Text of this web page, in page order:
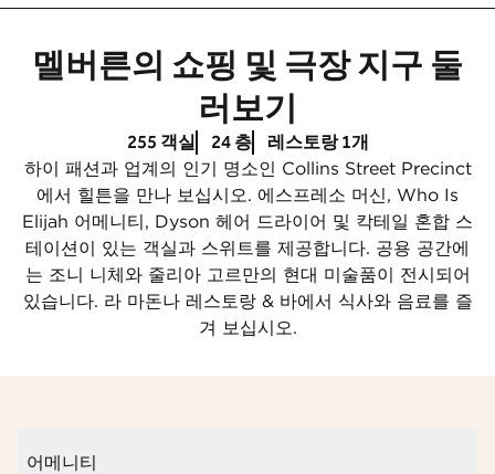
멜버른의 쇼핑 및 극장 지구 둘
러보기
255 객실 24 층 레스토랑 1개
하이 패션과 업계의 인기 명소인 Collins Street Precinct
에서 힐튼을 만나 보십시오. 에스프레소 머신, Who Is
Elijah 어메니티, Dyson 헤어 드라이어 및 칵테일 혼합 스
테이션이 있는 객실과 스위트를 제공합니다. 공용 공간에
는 조니 니체와 줄리아 고르만의 현대 미술품이 전시되어
있습니다. 라 마돈나 레스토랑 & 바에서 식사와 음료를 즐
겨 보십시오.
어메니티